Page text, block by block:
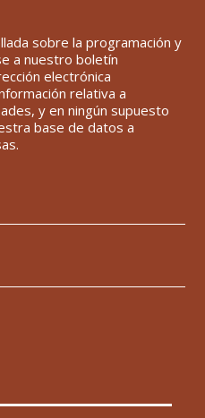
sobre la programación y
a nuestro boletín
electrónica
relativa a
y en ningún supuesto
base de datos a